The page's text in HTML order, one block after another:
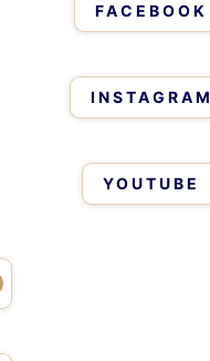
FACEBOOK
INSTAGRAM
YOUTUBE